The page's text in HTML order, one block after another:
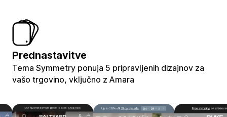
Prednastavitve
Tema Symmetry ponuja 5 pripravljenih dizajnov za
vašo trgovino, vključno z Amara